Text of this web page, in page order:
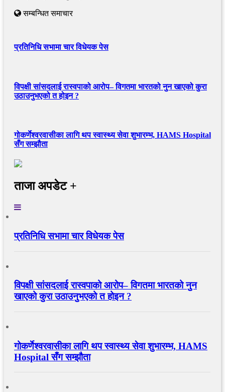
सम्बन्धित समाचार
प्रतिनिधि सभामा चार विधेयक पेस
विपक्षी सांसदलाई रास्वपाको आरोप– विगतमा भारतको नुन खाएको कुरा
उठाउनुभएको त होइन ?
गोकर्णेश्वरवासीका लागि थप स्वास्थ्य सेवा शुभारम्भ, HAMS Hospital
सँग सम्झौता
ताजा अपडेट +
प्रतिनिधि सभामा चार विधेयक पेस
विपक्षी सांसदलाई रास्वपाको आरोप– विगतमा भारतको नुन
खाएको कुरा उठाउनुभएको त होइन ?
गोकर्णेश्वरवासीका लागि थप स्वास्थ्य सेवा शुभारम्भ, HAMS
Hospital सँग सम्झौता